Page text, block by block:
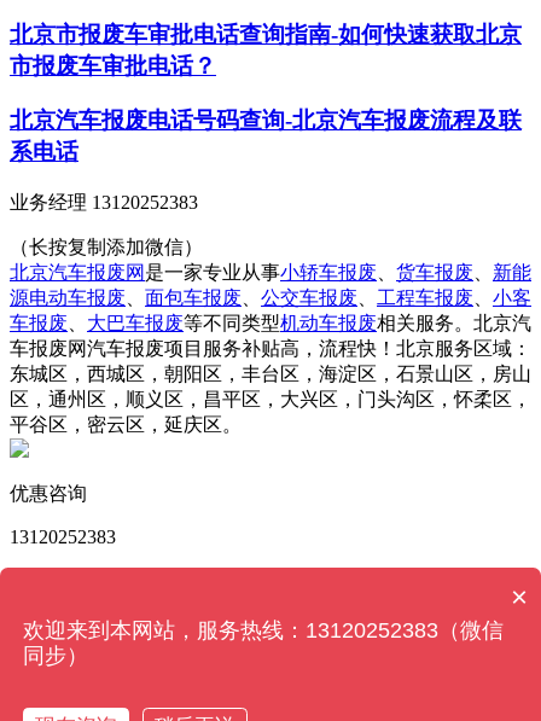
北京市报废车审批电话查询指南-如何快速获取北京
市报废车审批电话？
北京汽车报废电话号码查询-北京汽车报废流程及联
系电话
业务经理 13120252383
（长按复制添加微信）
北京汽车报废网 是一家专业从事小轿车报废 货车报废
新能
源电动车报废
面包车报废 公交车报废 工程车报废
小客
车报废
大巴车报废等不同类型机动车报废相关服务。北京汽
车报废网汽车报废项目服务补贴高，流程快！北京服务区域：
东城区，西城区，朝阳区，丰台区，海淀区，石景山区，房山
区，通州区，顺义区，昌平区，大兴区，门头沟区，怀柔区，
平谷区，密云区，延庆区。
优惠咨询
13120252383
×
欢迎来到本网站，服务热线：13120252383（微信
同步）